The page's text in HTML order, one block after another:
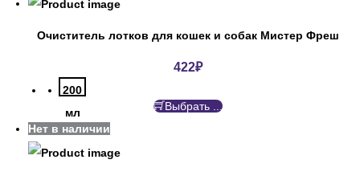
Очиститель лотков для кошек и собак Мистер Фреш
422₽
200
мл
Выбрать ...
Нет в наличии